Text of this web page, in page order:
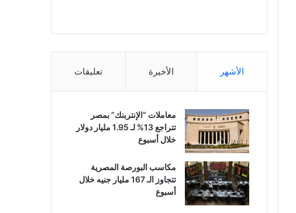
الأشهر الأخيرة تعليقات
معاملات “الإنتربنك” بمصر
تتراجع 13% لـ 1.95 مليار دولار
خلال أسبوع
مكاسب البورصة المصرية
تتجاوز الـ 167 مليار جنيه خلال
أسبوع